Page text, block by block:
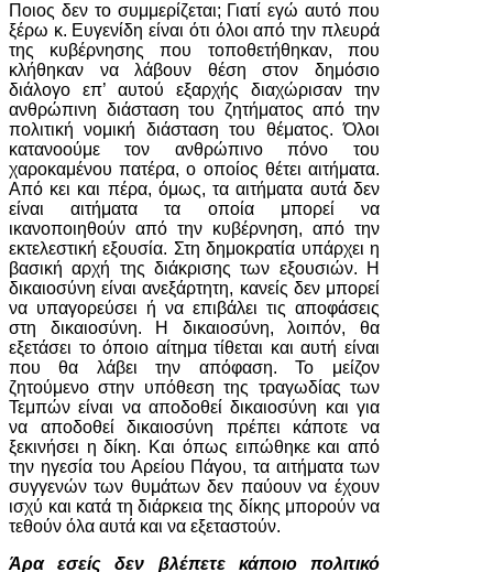
Ποιος δεν το συμμερίζεται; Γιατί εγώ αυτό που
ξέρω κ. Ευγενίδη είναι ότι όλοι από την πλευρά
της κυβέρνησης που τοποθετήθηκαν, που
κλήθηκαν να λάβουν θέση στον δημόσιο
διάλογο επ’ αυτού εξαρχής διαχώρισαν την
ανθρώπινη διάσταση του ζητήματος από την
πολιτική νομική διάσταση του θέματος. Όλοι
κατανοούμε τον ανθρώπινο πόνο του
χαροκαμένου πατέρα, ο οποίος θέτει αιτήματα.
Από κει και πέρα, όμως, τα αιτήματα αυτά δεν
είναι αιτήματα τα οποία μπορεί να
ικανοποιηθούν από την κυβέρνηση, από την
εκτελεστική εξουσία. Στη δημοκρατία υπάρχει η
βασική αρχή της διάκρισης των εξουσιών. Η
δικαιοσύνη είναι ανεξάρτητη, κανείς δεν μπορεί
να υπαγορεύσει ή να επιβάλει τις αποφάσεις
στη δικαιοσύνη. Η δικαιοσύνη, λοιπόν, θα
εξετάσει το όποιο αίτημα τίθεται και αυτή είναι
που θα λάβει την απόφαση. Το μείζον
ζητούμενο στην υπόθεση της τραγωδίας των
Τεμπών είναι να αποδοθεί δικαιοσύνη και για
να αποδοθεί δικαιοσύνη πρέπει κάποτε να
ξεκινήσει η δίκη. Και όπως ειπώθηκε και από
την ηγεσία του Αρείου Πάγου, τα αιτήματα των
συγγενών των θυμάτων δεν παύουν να έχουν
ισχύ και κατά τη διάρκεια της δίκης μπορούν να
τεθούν όλα αυτά και να εξεταστούν.
Άρα εσείς δεν βλέπετε κάποιο πολιτικό